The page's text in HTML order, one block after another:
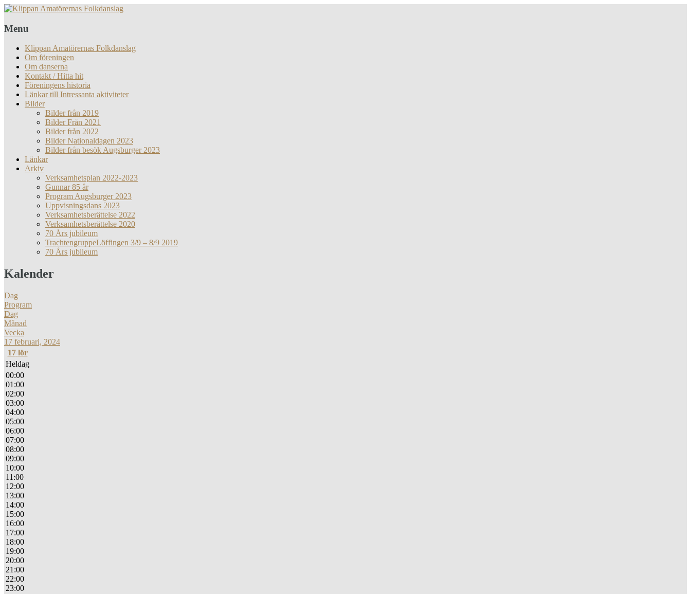
Menu
Klippan Amatörernas Folkdanslag
Om föreningen
Om danserna
Kontakt / Hitta hit
Föreningens historia
Länkar till Intressanta aktiviteter
Bilder
Bilder från 2019
Bilder Från 2021
Bilder från 2022
Bilder Nationaldagen 2023
Bilder från besök Augsburger 2023
Länkar
Arkiv
Verksamhetsplan 2022-2023
Gunnar 85 år
Program Augsburger 2023
Uppvisningsdans 2023
Verksamhetsberättelse 2022
Verksamhetsberättelse 2020
70 Års jubileum
TrachtengruppeLöffingen 3/9 – 8/9 2019
70 Års jubileum
Kalender
Dag
Program
Dag
Månad
Vecka
17 februari, 2024
17 lör
Heldag
00:00
01:00
02:00
03:00
04:00
05:00
06:00
07:00
08:00
09:00
10:00
11:00
12:00
13:00
14:00
15:00
16:00
17:00
18:00
19:00
20:00
21:00
22:00
23:00